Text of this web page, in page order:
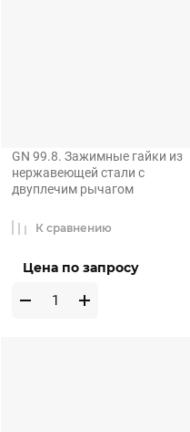
GN 99.8. Зажимные гайки из
нержавеющей стали с
двуплечим рычагом
Цена по запросу
К сравнению